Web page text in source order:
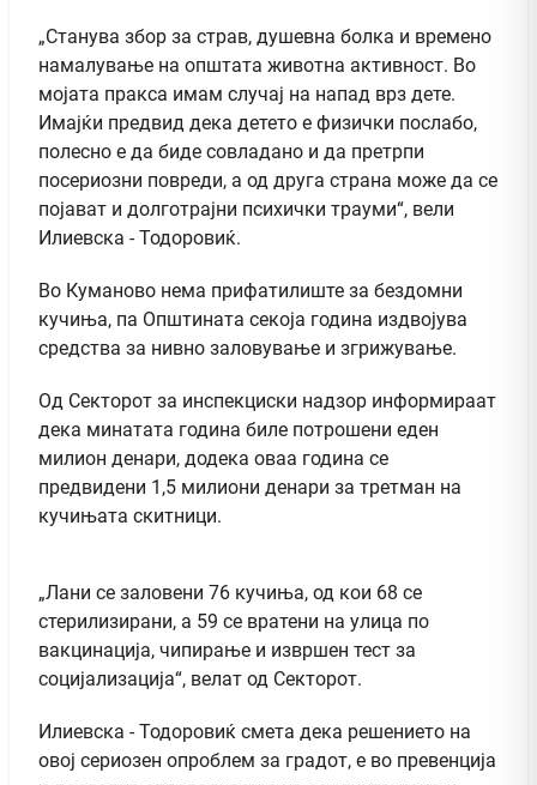
„Станува збор за страв, душевна болка и времено
намалување на општата животна активност. Во
мојата пракса имам случај на напад врз дете.
Имајќи предвид дека детето е физички послабо,
полесно е да биде совладано и да претрпи
посериозни повреди, а од друга страна може да се
појават и долготрајни психички трауми“, вели
Илиевска - Тодоровиќ.
Во Куманово нема прифатилиште за бездомни
кучиња, па Општината секоја година издвојува
средства за нивно заловување и згрижување.
Од Секторот за инспекциски надзор информираат
дека минатата година биле потрошени еден
милион денари, додека оваа година се
предвидени 1,5 милиони денари за третман на
кучињата скитници.
„Лани се заловени 76 кучиња, од кои 68 се
стерилизирани, а 59 се вратени на улица по
вакцинација, чипирање и извршен тест за
социјализација“, велат од Секторот.
Илиевска - Тодоровиќ смета дека решението на
овој сериозен опроблем за градот, е во превенција